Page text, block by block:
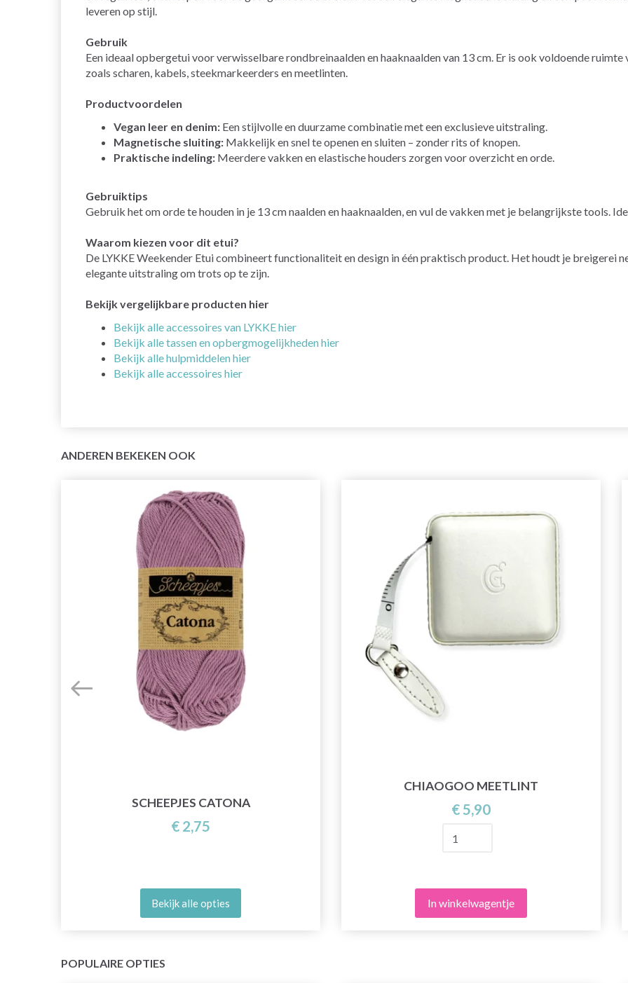
leveren op stijl.
Gebruik
Een ideaal opbergetui voor verwisselbare rondbreinaalden en haaknaalden van 13 cm. Er is ook voldoende
zoals scharen, kabels, steekmarkeerders en meetlinten.
Productvoordelen
Vegan leer en denim: Een stijlvolle en duurzame combinatie met een exclusieve uitstraling.
Magnetische sluiting: Makkelijk en snel te openen en sluiten – zonder rits of knopen.
Praktische indeling: Meerdere vakken en elastische houders zorgen voor overzicht en orde.
Gebruiktips
Gebruik het om orde te houden in je 13 cm naalden en haaknaalden, en vul de vakken met je belangrijkste tools.
Waarom kiezen voor dit etui?
De LYKKE Weekender Etui combineert functionaliteit en design in één praktisch product. Het houdt je breigerei
elegante uitstraling om trots op te zijn.
Bekijk vergelijkbare producten hier
Bekijk alle accessoires van LYKKE hier
Bekijk alle tassen en opbergmogelijkheden hier
Bekijk alle hulpmiddelen hier
Bekijk alle accessoires hier
ANDEREN BEKEKEN OOK
SCHEEPJES CATONA
€ 2,75
Bekijk alle opties
CHIAOGOO MEETLINT
€ 5,90
In winkelwagentje
POPULAIRE OPTIES